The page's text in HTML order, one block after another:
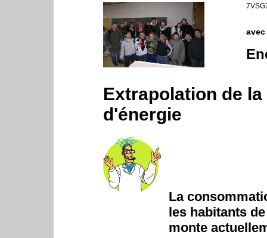
Extrapolation de
d'énergie
La
les habitants
monte